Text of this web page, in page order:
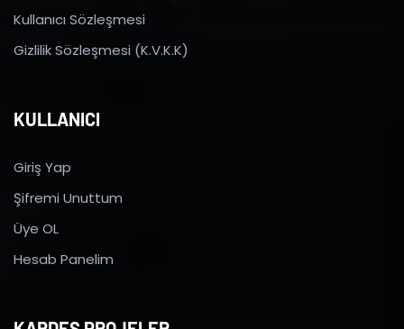
Kullanıcı Sözleşmesi
Gizlilik Sözleşmesi (K.V.K.K)
KULLANICI
Giriş Yap
Şifremi Unuttum
Üye OL
Hesab Panelim